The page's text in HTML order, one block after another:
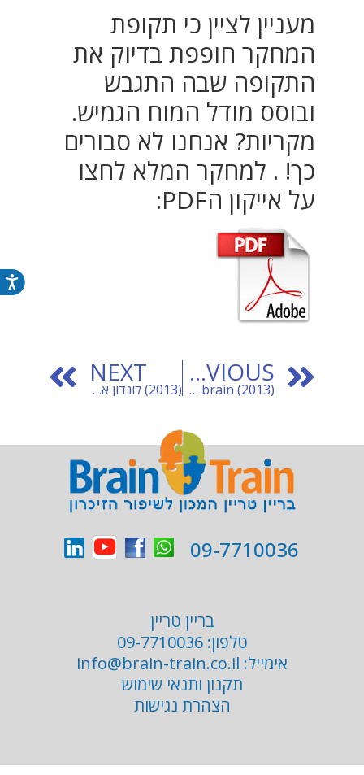
מעניין לציין כי תקופת
המחקר חופפת בדיוק את
התקופה שבה התגבש
ובוסס מודל המוח הגמיש.
מקריות? אנחנו לא סבורים
כך! . למחקר המלא לחצו
על אייקון הPDF:
PREVIOUS
(Sex differences in human brain (2013
NEXT
(2013) לונדון את קירשנבאום – אימון קוגניטיבי דוחה אלצהיימר
בריין טריין
טלפון:09-7710036
אימייל: info@brain-train.co.il
תקנון ותנאי שימוש
הצהרת נגישות
09-7710036